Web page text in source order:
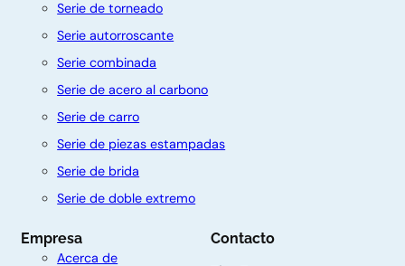
Serie de torneado
Serie autorroscante
Serie combinada
Serie de acero al carbono
Serie de carro
Serie de piezas estampadas
Serie de brida
Serie de doble extremo
Empresa
Acerca de
Contacto